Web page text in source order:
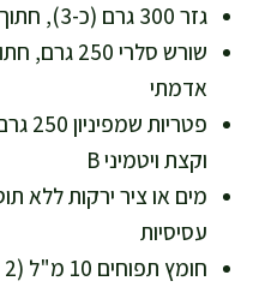
גזר 300 גרם (כ-3), חתוך למקלות – עשיר בבטא-קרוטן
אדמתי
וקצת ויטמיני B
עסיסיות